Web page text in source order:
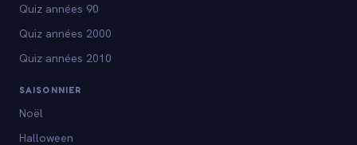
Quiz années 90
Quiz années 2000
Quiz années 2010
SAISONNIER
Noël
Halloween